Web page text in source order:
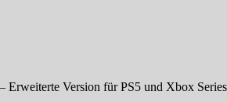
Version für PS5 und Xbox Series